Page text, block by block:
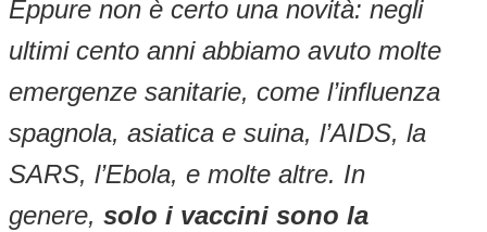
Eppure non è certo una novità: negli
ultimi cento anni abbiamo avuto molte
emergenze sanitarie, come l’influenza
spagnola, asiatica e suina, l’AIDS, la
SARS, l’Ebola, e molte altre. In
genere, solo i vaccini sono la